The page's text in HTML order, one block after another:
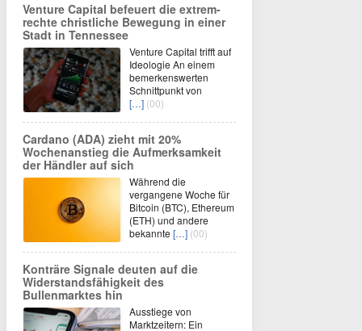
Venture Capital befeuert die extrem-
rechte christliche Bewegung in einer
Stadt in Tennessee
Venture Capital trifft auf
Ideologie An einem
bemerkenswerten
Schnittpunkt von
[…] (00)
Cardano (ADA) zieht mit 20%
Wochenanstieg die Aufmerksamkeit
der Händler auf sich
Während die
vergangene Woche für
Bitcoin (BTC), Ethereum
(ETH) und andere
bekannte […] (00)
Konträre Signale deuten auf die
Widerstandsfähigkeit des
Bullenmarktes hin
Ausstiege von
Marktzeitern: Ein